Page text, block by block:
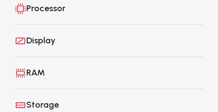
Processor
Display
RAM
Storage